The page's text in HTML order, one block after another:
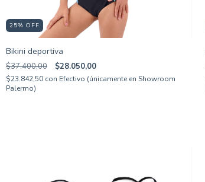
25% OFF
Bikini deportiva
$37.400,00 $28.050,00
$23.842,50 con Efectivo (únicamente en Showroom
Palermo)